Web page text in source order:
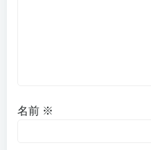
名前 ※